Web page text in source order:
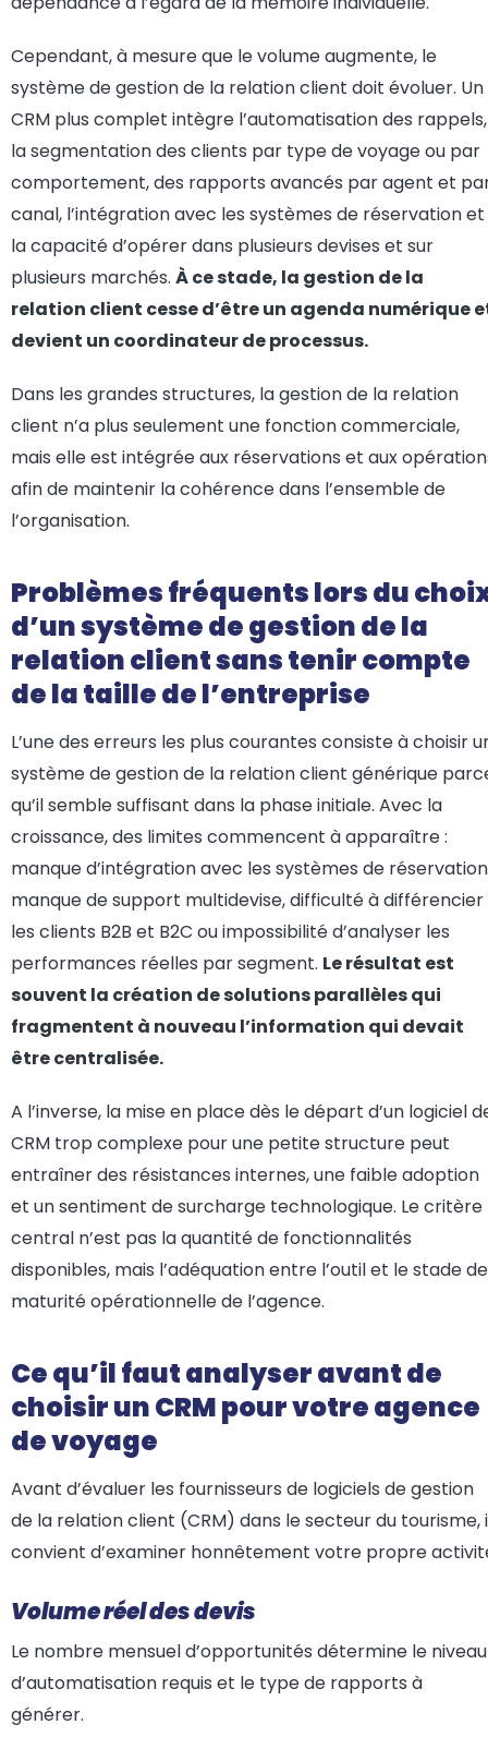
Cependant, à mesure que le volume augmente, le
système de gestion de la relation client doit évoluer. Un
CRM plus complet intègre l’automatisation des rappels,
la segmentation des clients par type de voyage ou par
comportement, des rapports avancés par agent et
canal, l’intégration avec les systèmes de réservation et
la capacité d’opérer dans plusieurs devises et sur
plusieurs marchés. À ce stade, la gestion de la
relation client cesse d’être un agenda numérique
devient un coordinateur de processus.
Dans les grandes structures, la gestion de la relation
client n’a plus seulement une fonction commerciale,
mais elle est intégrée aux réservations et aux
afin de maintenir la cohérence dans l’ensemble de
l’organisation.
Problèmes fréquents lors du
d’un système de gestion de la
relation client sans tenir compte
de la taille de l’entreprise
L’une des erreurs les plus courantes consiste à choisir
système de gestion de la relation client générique
qu’il semble suffisant dans la phase initiale. Avec la
croissance, des limites commencent à apparaître :
manque d’intégration avec les systèmes de
manque de support multidevise, difficulté à différencier
les clients B2B et B2C ou impossibilité d’analyser les
performances réelles par segment. Le résultat est
souvent la création de solutions parallèles qui
fragmentent à nouveau l’information qui devait
être centralisée.
A l’inverse, la mise en place dès le départ d’un logiciel
CRM trop complexe pour une petite structure peut
entraîner des résistances internes, une faible adoption
et un sentiment de surcharge technologique. Le critère
central n’est pas la quantité de fonctionnalités
disponibles, mais l’adéquation entre l’outil et le stade de
maturité opérationnelle de l’agence.
Ce qu’il faut analyser avant de
choisir un CRM pour votre agence
de voyage
Avant d’évaluer les fournisseurs de logiciels de gestion
de la relation client (CRM) dans le secteur du tourisme,
convient d’examiner honnêtement votre propre
Volume réel des devis
Le nombre mensuel d’opportunités détermine le niveau
d’automatisation requis et le type de rapports à
générer.